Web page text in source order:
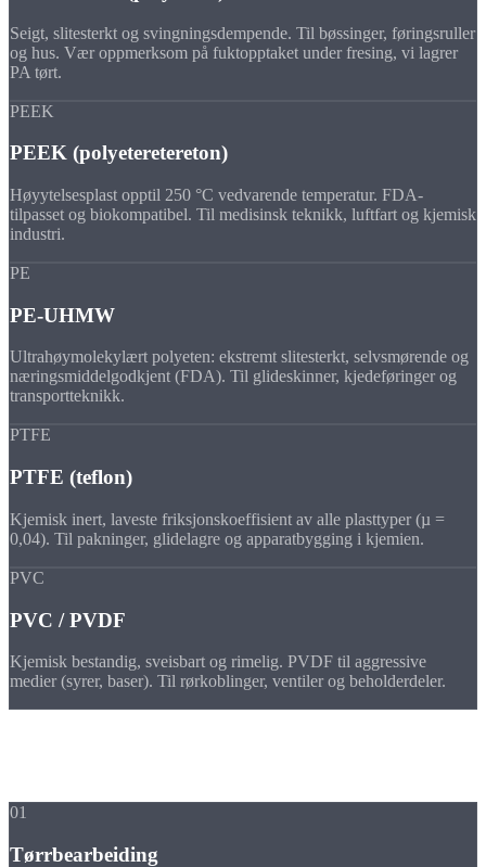
Seigt, slitesterkt og svingningsdempende. Til bøssinger, føringsruller
og hus. Vær oppmerksom på fuktopptaket under fresing, vi lagrer
PA tørt.
PEEK
PEEK (polyeteretereton)
Høyytelsesplast opptil 250 °C vedvarende temperatur. FDA-
tilpasset og biokompatibel. Til medisinsk teknikk, luftfart og kjemisk
industri.
PE
PE-UHMW
Ultrahøymolekylært polyeten: ekstremt slitesterkt, selvsmørende og
næringsmiddelgodkjent (FDA). Til glideskinner, kjedeføringer og
transportteknikk.
PTFE
PTFE (teflon)
Kjemisk inert, laveste friksjonskoeffisient av alle plasttyper (µ =
0,04). Til pakninger, glidelagre og apparatbygging i kjemien.
PVC
PVC / PVDF
Kjemisk bestandig, sveisbart og rimelig. PVDF til aggressive
medier (syrer, baser). Til rørkoblinger, ventiler og beholderdeler.
01
Tørrbearbeiding